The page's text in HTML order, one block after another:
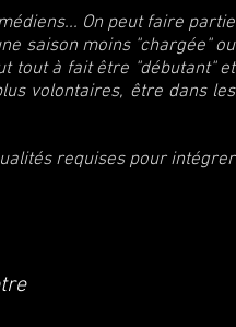
On peut faire partie
saison moins "chargée" ou
tout à fait être "débutant" et
volontaires, être dans les
requises pour intégrer